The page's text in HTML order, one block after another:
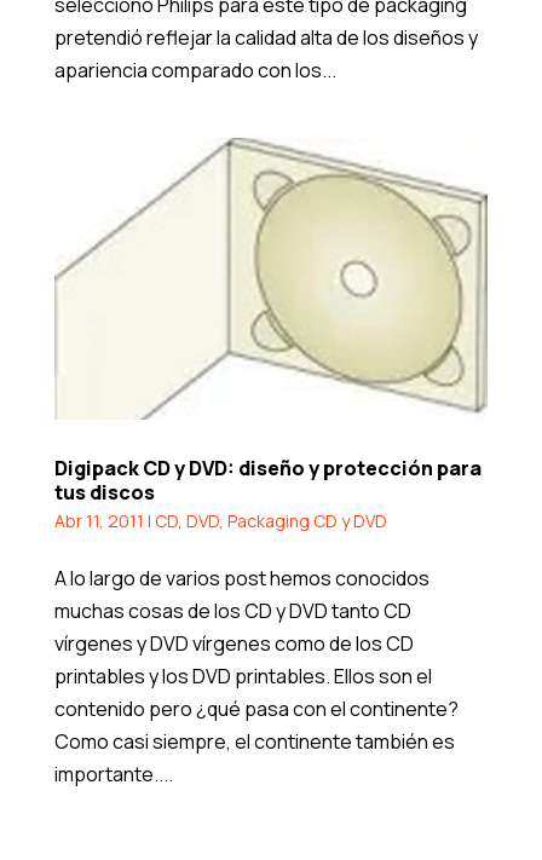
pretendió reflejar la calidad alta de los diseños y
apariencia comparado con los...
Digipack CD y DVD: diseño y protección para
tus discos
Abr 11, 2011 | CD, DVD, Packaging CD y DVD
A lo largo de varios post hemos conocidos
muchas cosas de los CD y DVD tanto CD
vírgenes y DVD vírgenes como de los CD
printables y los DVD printables. Ellos son el
contenido pero ¿qué pasa con el continente?
Como casi siempre, el continente también es
importante....